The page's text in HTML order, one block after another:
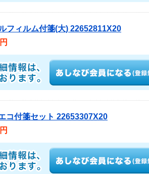
フィルム付箋(大) 22652811X20
コ付箋セット 22653307X20